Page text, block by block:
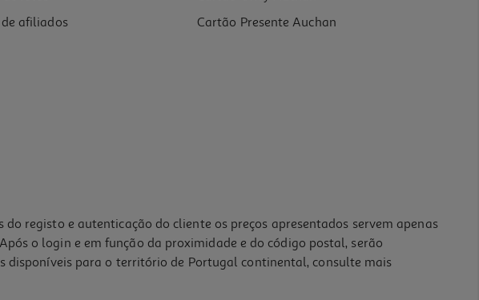
afiliados
Cartão Presente Auchan
registo e autenticação do cliente os preços apresentados servem apenas
o login e em função da proximidade e do código postal, serão
disponíveis para o território de Portugal continental, consulte mais